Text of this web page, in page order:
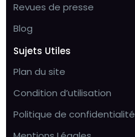
Revues de presse
Blog
Sujets Utiles
Plan du site
Condition d’utilisation
Politique de confidentialité